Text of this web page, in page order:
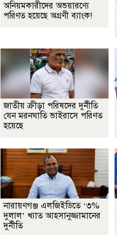
অনিয়মকারীদের অভয়ারণ্যে
পরিণত হয়েছে অগ্রণী ব্যাংক!
জাতীয় ক্রীড়া পরিষদের দুর্নীতি
যেন মরনঘাতি ভাইরাসে পরিণত
হয়েছে
নারায়ণগঞ্জ এলজিইডিতে ‘৩%
দুলাল’ খ্যাত আহসানুজ্জামানের
দুর্নীতি